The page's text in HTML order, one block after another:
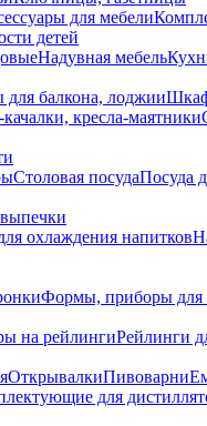
для мебели
детей
Надувная мебель
для балкона, лоджии
кресла-маятники
Столовая посудаПосуда
охлаждения напитков
Формы, приборы для
на рейлингиРейлинги
ОткрывалкиПивоварни
для